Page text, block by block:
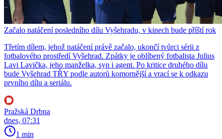
Začalo natáčení posledního dílu Vyšehradu, v kinech bude příští rok
Třetím dílem, jehož natáčení právě začalo, ukončí tvůrci sérii z
fotbalového prostředí Vyšehrad. Zpátky je oblíbený fotbalista Julius
Lavi Lavička, jeho manželka, syn i agent. Po kritice druhého dílu
bude Vyšehrad TŘY podle autorů komornější a vrací se k odkazu
prvního dílu a seriálu.
Pražská Drbna
dnes, 07:31
1 min